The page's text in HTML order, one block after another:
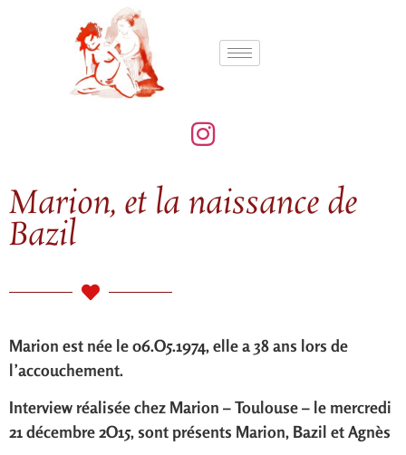
Marion, et la naissance de
Bazil
Marion est née le 06.O5.1974, elle a 38 ans lors de
l’accouchement.
Interview réalisée chez Marion – Toulouse – le mercredi
21 décembre 2O15, sont présents Marion, Bazil et Agnès